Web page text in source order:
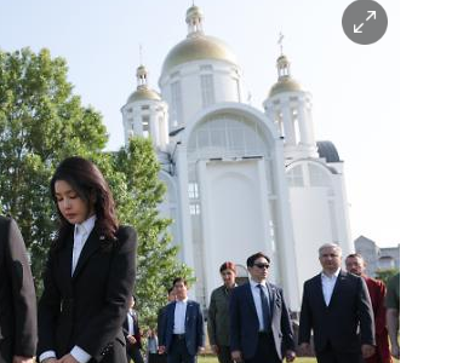
이
미
대